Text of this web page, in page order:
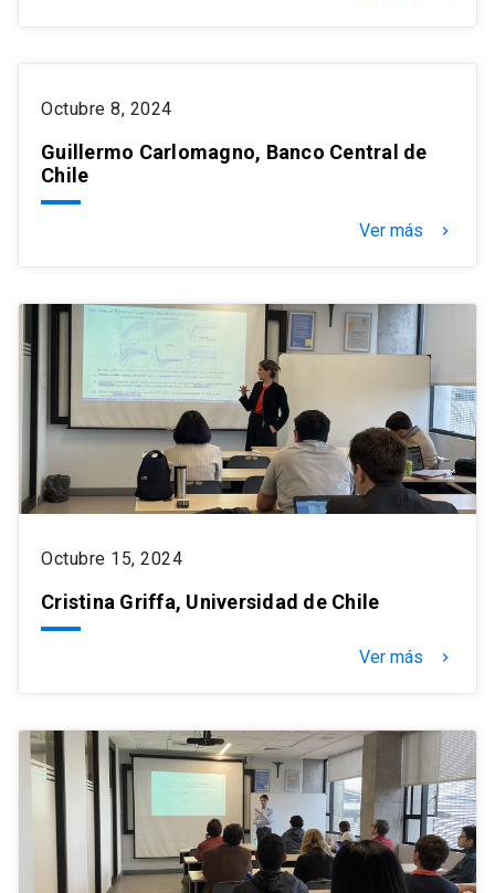
Octubre 8, 2024
Guillermo Carlomagno, Banco Central de
Chile
Ver más keyboard_arrow_right
Octubre 15, 2024
Cristina Griffa, Universidad de Chile
Ver más keyboard_arrow_right